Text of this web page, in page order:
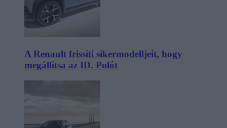
A Renault frissíti sikermodelljeit, hogy
megállítsa az ID. Polót